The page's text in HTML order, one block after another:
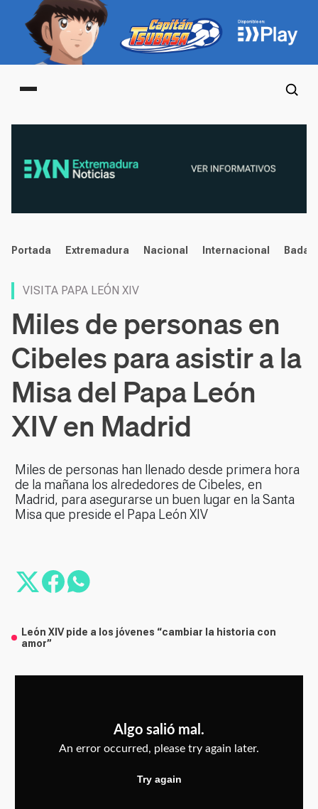
Main menu
noticias
Portada Extremadura Nacional Internacional
VISITA PAPA LEÓN XIV
Miles de personas en
Cibeles para asistir a la
Misa del Papa León
XIV en Madrid
Miles de personas han llenado desde primera hora
de la mañana los alrededores de Cibeles, en
Madrid, para asegurarse un buen lugar en la Santa
Misa que preside el Papa León XIV
León XIV pide a los jóvenes “cambiar la historia con
amor”